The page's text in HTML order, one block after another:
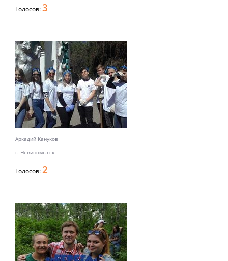
Голосов:3
Аркадий Кануков
г. Невиномысск
Голосов:2